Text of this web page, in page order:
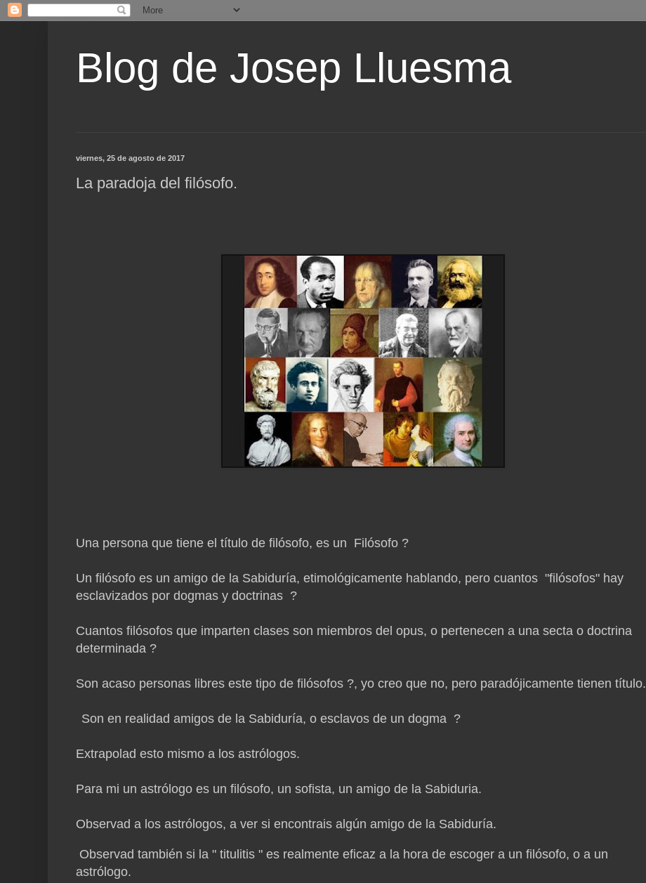
Blog de Josep Lluesma
viernes, 25 de agosto de 2017
La paradoja del filósofo.
Una persona que tiene el título de filósofo, es un Filósofo ?
Un filósofo es un amigo de la Sabiduría, etimológicamente hablando, pero cuantos "filósofos" hay
esclavizados por dogmas y doctrinas ?
Cuantos filósofos que imparten clases son miembros del opus, o pertenecen a una secta o doctrina
determinada ?
Son acaso personas libres este tipo de filósofos ?, yo creo que no, pero paradójicamente tienen título.
Son en realidad amigos de la Sabiduría, o esclavos de un dogma ?
Extrapolad esto mismo a los astrólogos.
Para mi un astrólogo es un filósofo, un sofista, un amigo de la Sabiduria.
Observad a los astrólogos, a ver si encontrais algún amigo de la Sabiduría.
Observad también si la " titulitis " es realmente eficaz a la hora de escoger a un filósofo, o a un
astrólogo.